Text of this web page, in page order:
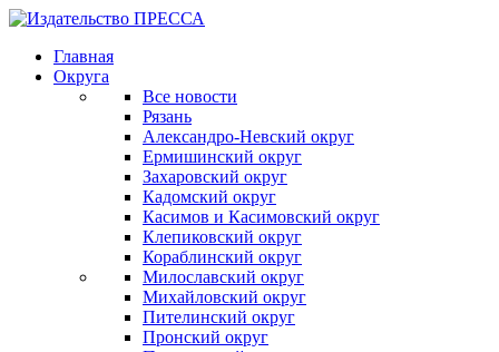
Главная
Округа
Все новости
Рязань
Александро-Невский округ
Ермишинский округ
Захаровский округ
Кадомский округ
Касимов и Касимовский округ
Клепиковский округ
Кораблинский округ
Милославский округ
Михайловский округ
Пителинский округ
Пронский округ